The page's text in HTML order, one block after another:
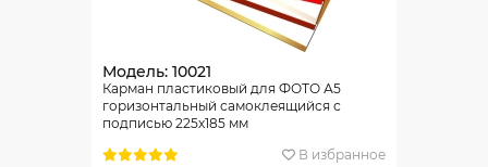
Модель: 10021
Карман пластиковый для ФОТО А5
горизонтальный самоклеящийся с
подписью 225х185 мм
В избранное